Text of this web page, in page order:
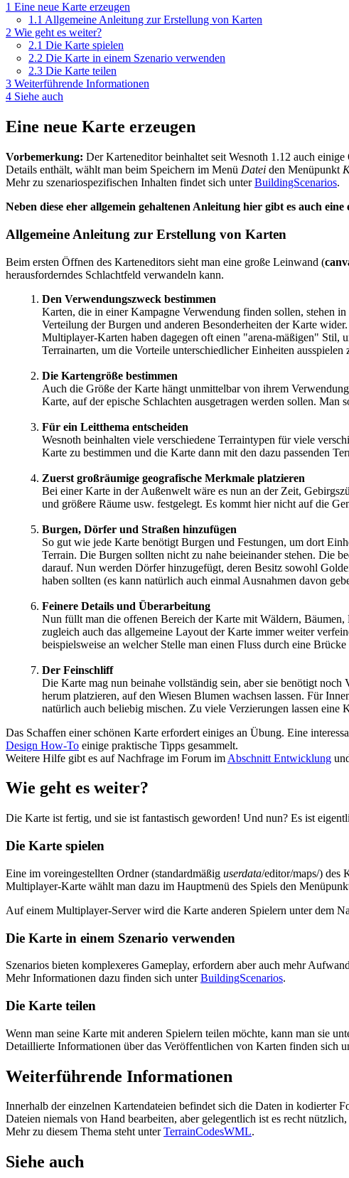
1 Eine neue Karte erzeugen
1.1 Allgemeine Anleitung zur Erstellung von Karten
2 Wie geht es weiter?
2.1 Die Karte spielen
2.2 Die Karte in einem Szenario verwenden
2.3 Die Karte teilen
3 Weiterführende Informationen
4 Siehe auch
Eine neue Karte erzeugen
Vorbemerkung: Der Karteneditor beinhaltet seit Wesnoth 1.12 auch
Details enthält, wählt man beim Speichern im Menü Datei den Menüpunkt
Mehr zu szenariospezifischen Inhalten findet sich unterBuildingScenarios.
Neben diese eher allgemein gehaltenen Anleitung hier gibt es auch eine
Allgemeine Anleitung zur Erstellung von Karten
Beim ersten Öffnen des Karteneditors sieht man eine große Leinwand (
herausforderndes Schlachtfeld verwandeln kann.
Den Verwendungszweck bestimmen
Karten, die in einer Kampagne Verwendung finden sollen, stehen
Verteilung der Burgen und anderen Besonderheiten der Karte wider.
Multiplayer-Karten haben dagegen oft einen "arena-mäßigen" Stil,
Terrainarten, um die Vorteile unterschiedlicher Einheiten
Die Kartengröße bestimmen
Auch die Größe der Karte hängt unmittelbar von ihrem
Karte, auf der epische Schlachten ausgetragen werden sollen.
Für ein Leitthema entscheiden
Wesnoth beinhalten viele verschiedene Terraintypen für viele
Karte zu bestimmen und die Karte dann mit den dazu passenden
Zuerst großräumige geografische Merkmale platzieren
Bei einer Karte in der Außenwelt wäre es nun an der Zeit,
und größere Räume usw. festgelegt. Es kommt hier nicht auf die
Burgen, Dörfer und Straßen hinzufügen
So gut wie jede Karte benötigt Burgen und Festungen, um dort
Terrain. Die Burgen sollten nicht zu nahe beieinander stehen. Die
darauf. Nun werden Dörfer hinzugefügt, deren Besitz sowohl
haben sollten (es kann natürlich auch einmal Ausnahmen davon
Feinere Details und Überarbeitung
Nun füllt man die offenen Bereich der Karte mit Wäldern, Bäumen,
zugleich auch das allgemeine Layout der Karte immer weiter
beispielsweise an welcher Stelle man einen Fluss durch eine Brücke
Der Feinschliff
Die Karte mag nun beinahe vollständig sein, aber sie benötigt
herum platzieren, auf den Wiesen Blumen wachsen lassen. Für
natürlich auch beliebig mischen. Zu viele Verzierungen lassen eine
Das Schaffen einer schönen Karte erfordert einiges an Übung. Eine
Design How-To einige praktische Tipps gesammelt.
Weitere Hilfe gibt es auf Nachfrage im Forum im Abschnitt Entwicklung
Wie geht es weiter?
Die Karte ist fertig, und sie ist fantastisch geworden! Und nun? Es ist
Die Karte spielen
Eine im voreingestellten Ordner (standardmäßig userdata/editor/maps/) des
Multiplayer-Karte wählt man dazu im Hauptmenü des Spiels den
Auf einem Multiplayer-Server wird die Karte anderen Spielern unter dem
Die Karte in einem Szenario verwenden
Szenarios bieten komplexeres Gameplay, erfordern aber auch mehr
Mehr Informationen dazu finden sich unterBuildingScenarios.
Die Karte teilen
Wenn man seine Karte mit anderen Spielern teilen möchte, kann man sie
Detaillierte Informationen über das Veröffentlichen von Karten finden sich
Weiterführende Informationen
Innerhalb der einzelnen Kartendateien befindet sich die Daten in kodierter
Dateien niemals von Hand bearbeiten, aber gelegentlich ist es recht
Mehr zu diesem Thema steht unterTerrainCodesWML.
Siehe auch